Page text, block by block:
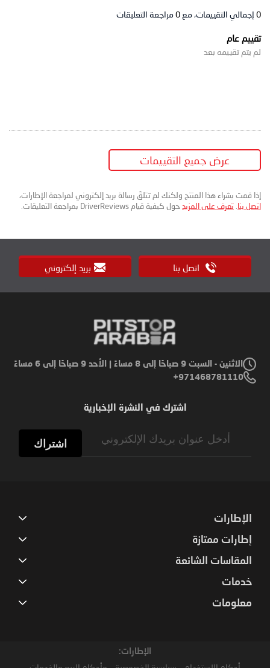
0 إجمالي التقييمات، مع 0 مراجعة التعليقات
تقييم عام
لم يتم تقييمه بعد
عرض جميع التقييمات
إذا قمت بشراء هذا المنتج ولكنك لم تتلقَ رسالة بريد إلكتروني لمراجعة الإطارات،
اتصل بنا. تعرف على المزيد حول كيفية قيام DriverReviews بمراجعة التعليقات.
اتصل بنا بريد إلكتروني
الاثنين - السبت 9 صباحًا إلى 8 مساءً | الأحد 9 صباحًا إلى 6 مساءً
971468781110+
اشترك في النشرة الإخبارية
اشتراك
الإطارات
إطارات ممتازة
المقاسات الشائعة
خدمات
معلومات
الإطارات: